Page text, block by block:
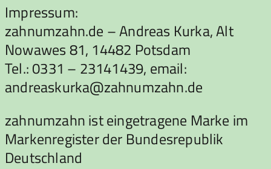
Impressum:
zahnumzahn.de – Andreas Kurka, Alt
Nowawes 81, 14482 Potsdam
Tel.: 0331 – 23141439, email:
andreaskurka@zahnumzahn.de
zahnumzahn ist eingetragene Marke im
Markenregister der Bundesrepublik
Deutschland